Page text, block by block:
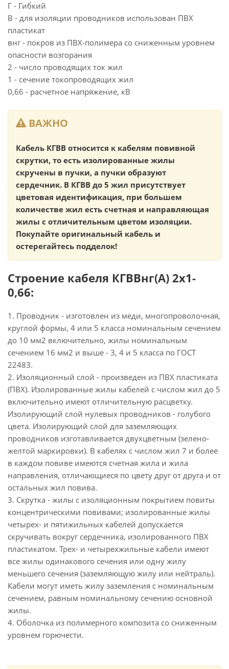
Г - Гибкий
В - для изоляции проводников использован ПВХ
пластикат
внг - покров из ПВХ-полимера со сниженным уровнем
опасности возгорания
2 - число проводящих ток жил
1 - сечение токопроводящих жил
0,66 - расчетное напряжение, кВ
ВАЖНО
Кабель КГВВ относится к кабелям повивной
скрутки, то есть изолированные жилы
скручены в пучки, а пучки образуют
сердечник. В КГВВ до 5 жил присутствует
цветовая идентификация, при большем
количестве жил есть счетная и направляющая
жилы с отличительным цветом изоляции.
Покупайте оригинальный кабель и
остерегайтесь подделок!
Строение кабеля КГВВнг(А) 2х1-
0,66:
1. Проводник - изготовлен из меди, многопроволочная,
круглой формы, 4 или 5 класса номинальным сечением
до 10 мм2 включительно, жилы номинальным
сечением 16 мм2 и выше - 3, 4 и 5 класса по ГОСТ
22483.
2. Изоляционный слой - произведен из ПВХ пластиката
(ПВХ). Изолированные жилы кабелей с числом жил до 5
включительно имеют отличительную расцветку.
Изолирующий слой нулевых проводников - голубого
цвета. Изолирующий слой для заземляющих
проводников изготавливается двухцветным (зелено-
желтой маркировки). В кабелях с числом жил 7 и более
в каждом повиве имеются счетная жила и жила
направления, отличающиеся по цвету друг от друга и от
остальных жил повива.
3. Скрутка - жилы с изоляционным покрытием повиты
концентрическими повивами; изолированные жилы
четырех- и пятижильных кабелей допускается
скручивать вокруг сердечника, изолированного ПВХ
пластикатом. Трех- и четырехжильные кабели имеют
все жилы одинакового сечения или одну жилу
меньшего сечения (заземляющую жилу или нейтраль).
Кабели могут иметь жилу заземления с номинальным
сечением, равным номинальному сечению основной
жилы.
4. Оболочка из полимерного композита со сниженным
уровнем горючести.